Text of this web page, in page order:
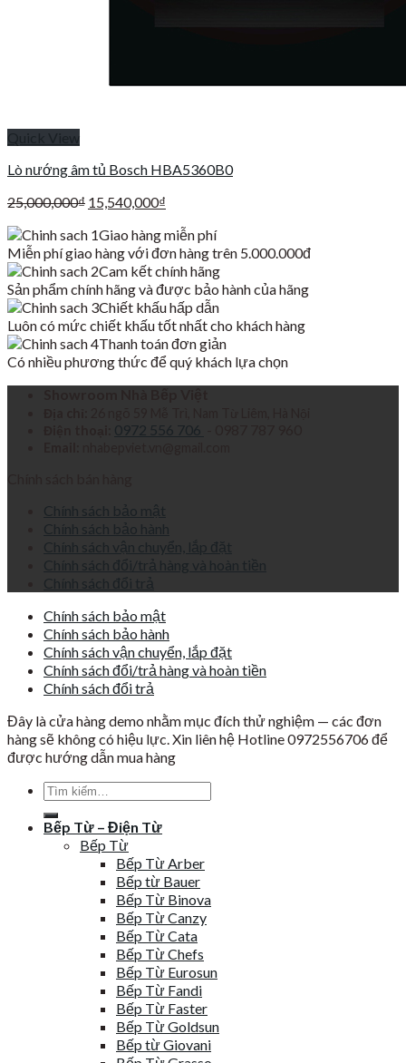
Lò nướng âm tủ Bosch HBA5360B0
25,000,000₫ Giá
là:
25,000,000₫.
15,540,000₫
tại
là:
15,540,000₫.
Giao hàng miễn phí
Miễn phí giao hàng với đơn hàng trên 5.000.000đ
Cam kết chính hãng
Sản phẩm chính hãng và được bảo hành của hãng
Chiết khấu hấp dẫn
Luôn có mức chiết khấu tốt nhất cho khách hàng
Thanh toán đơn giản
Có nhiều phương thức để quý khách lựa chọn
0972 556 706
Chính sách bảo mật
Chính sách bảo hành
Chính sách vận chuyển, lắp đặt
Chính sách đổi/trả hàng và hoàn tiền
Chính sách đổi trả
Chính sách bảo mật
Chính sách bảo hành
Chính sách vận chuyển, lắp đặt
Chính sách đổi/trả hàng và hoàn tiền
Chính sách đổi trả
Đây là cửa hàng demo nhằm mục đích thử nghiệm — các đơn
hàng sẽ không có hiệu lực. Xin liên hệ Hotline 0972556706 để
được hướng dẫn mua hàng
Tìm
kiếm:
Bếp Từ – Điện Từ
Bếp Từ
Bếp Từ Arber
Bếp từ Bauer
Bếp Từ Binova
Bếp Từ Canzy
Bếp Từ Cata
Bếp Từ Chefs
Bếp Từ Eurosun
Bếp Từ Fandi
Bếp Từ Faster
Bếp Từ Goldsun
Bếp từ Giovani